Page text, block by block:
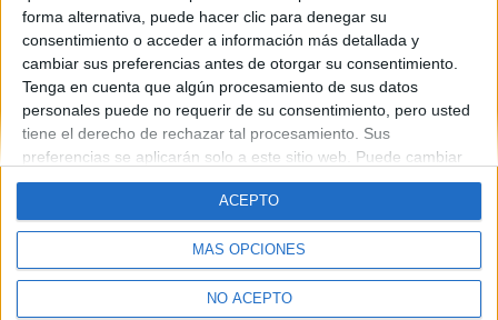
forma alternativa, puede hacer clic para denegar su
consentimiento o acceder a información más detallada y
cambiar sus preferencias antes de otorgar su consentimiento.
Tenga en cuenta que algún procesamiento de sus datos
personales puede no requerir de su consentimiento, pero usted
tiene el derecho de rechazar tal procesamiento. Sus
preferencias se aplicarán solo a este sitio web. Puede cambiar
sus preferencias o retirar su consentimiento en cualquier
momento volviendo a este sitio y haciendo clic en el botón
"Privacidad" en la parte inferior de la página web.
MÁS OPCIONES
NO ACEPTO
ACEPTO
Quiénes somos Contactar|
Anúnciate
Aviso legal|Politica de privacidad|Condiciones generales
Política
de cookies
© 2003-2026Compás Mediterráneo S.L.- Diego de León 47 - 28006
Madrid [ESPAÑA] - Tel. +34 91 593 2767